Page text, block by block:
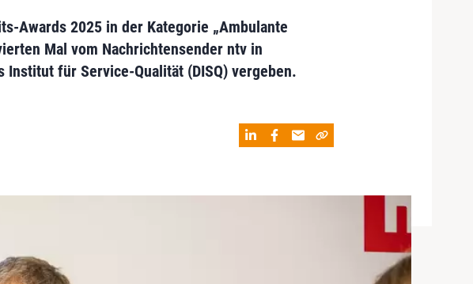
Awards 2025 in der Kategorie „Ambulante
Mal vom Nachrichtensender ntv in
für Service-Qualität (DISQ) vergeben.